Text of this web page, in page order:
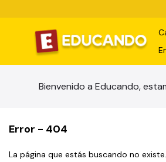
Bienvenido a Educando,
Error - 404
La página que estás buscando no existe.